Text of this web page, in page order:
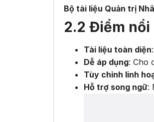
Bộ tài liệu Quản trị
2.2 Điểm nổi
Tài liệu toàn diện
Dễ áp dụng: Cho
Tùy chỉnh linh
Hỗ trợ song ngữ: